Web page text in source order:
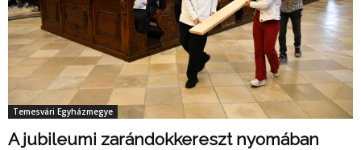
Temesvári Egyházmegye
A jubileumi zarándokkereszt nyomában